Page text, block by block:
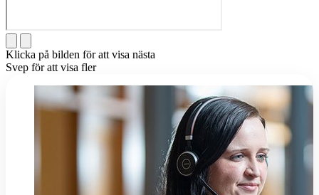
Klicka på bilden för att visa nästa
Svep för att visa fler